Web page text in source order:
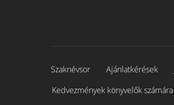
Szaknévsor Ajánlatkérések
Kedvezmények könyvelők számára